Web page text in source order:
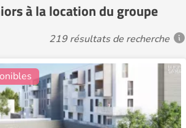
à la location du groupe
219 résultats de recherche